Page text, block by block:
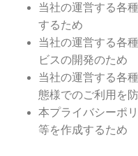
当社の運営する各
するため
当社の運営する各
ビスの開発のため
当社の運営する各
態様でのご利用を
本プライバシーポ
等を作成するため